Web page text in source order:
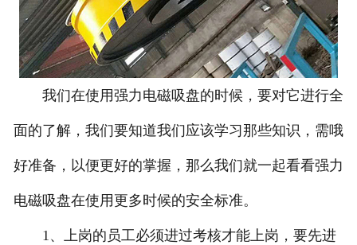
抓斗
电动平车
我们在使用强力电磁吸盘的时候，要对它进行全
面的了解，我们要知道我们应该学习那些知识，需哦
好准备，以便更好的掌握，那么我们就一起看看强力
电磁吸盘在使用更多时候的安全标准。
1、上岗的员工必须进过考核才能上岗，要先进